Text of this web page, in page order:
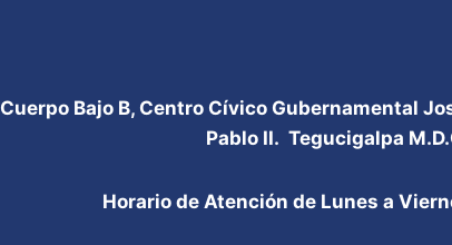
Cuerpo Bajo B, Centro Cívico Gubernamental
Pablo II. Tegucigalpa
Horario de Atención de Lunes a